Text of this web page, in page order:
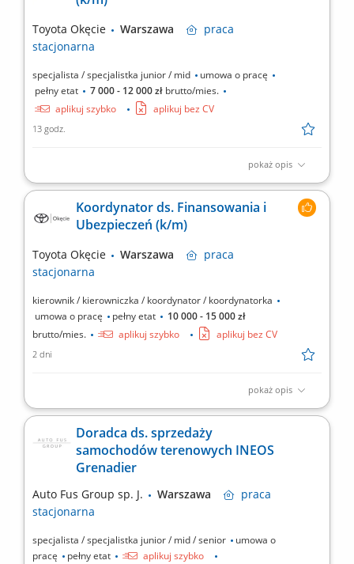
Dbanie o estetykę...
Toyota Okęcie Warszawa
praca
stacjonarna
specjalista / specjalistka junior / mid
umowa o pracę
pełny etat
7 000 - 12 000 zł brutto/mies.
aplikuj szybko
aplikuj bez CV
13 godz.
pokaż opis
Twoje zadania Profesjonalna obsługa klienta, na każdym etapie
procesu serwisowego; Budowanie długoterminowych relacji z
klientami; Przyjmowanie i wydawanie samochodów na przegląd i
do naprawy; Kompletacja niezbędnej dokumentacji;
Koordynator ds. Finansowania i
Ubezpieczeń (k/m)
Toyota Okęcie Warszawa
praca
stacjonarna
kierownik / kierowniczka / koordynator / koordynatorka
umowa o pracę
pełny etat
10 000 - 15 000 zł
brutto/mies.
aplikuj szybko aplikuj bez CV
2 dni
pokaż opis
Twoje zadania Efektywne zarządzanie Zespołem; Zarządzanie i
sprzedaż produktów finansowych: kredyt, leasing, ubezpieczenia
komunikacyjne, GAP; Procesowanie wniosków kredytowych,
leasingowych; Przygotowywanie oraz koordynowanie obiegu...
Doradca ds. sprzedaży
samochodów terenowych INEOS
Grenadier
Auto Fus Group sp. J. Warszawa
praca
stacjonarna
specjalista / specjalistka junior / mid / senior
umowa o
pracę
pełny etat
aplikuj szybko